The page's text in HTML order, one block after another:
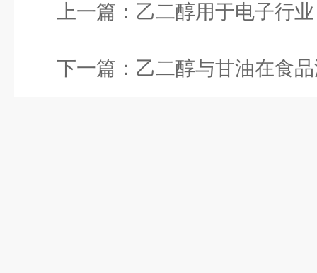
上一篇： 乙二醇用于电子行业：
下一篇： 乙二醇与甘油在食品添加剂